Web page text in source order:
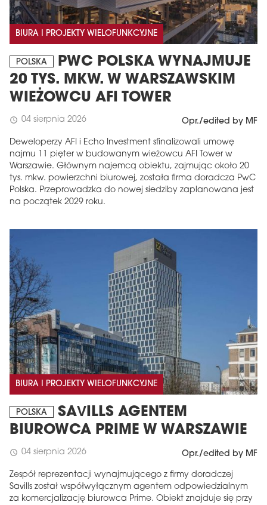
BIURA I PROJEKTY WIELOFUNKCYJNE
POLSKA
PWC POLSKA WYNAJMUJE
20 TYS. MKW. W WARSZAWSKIM
WIEŻOWCU AFI TOWER
schedule 04 sierpnia 2026 Opr./edited by MF
Deweloperzy AFI i Echo Investment sfinalizowali umowę
najmu 11 pięter w budowanym wieżowcu AFI Tower w
Warszawie. Głównym najemcą obiektu, zajmując około 20
tys. mkw. powierzchni biurowej, została firma doradcza PwC
Polska. Przeprowadzka do nowej siedziby zaplanowana jest
na początek 2029 roku.
BIURA I PROJEKTY WIELOFUNKCYJNE
POLSKA
SAVILLS AGENTEM
BIUROWCA PRIME W WARSZAWIE
schedule 04 sierpnia 2026 Opr./edited by MF
Zespół reprezentacji wynajmującego z firmy doradczej
Savills został współwyłącznym agentem odpowiedzialnym
za komercjalizację biurowca Prime. Obiekt znajduje się przy